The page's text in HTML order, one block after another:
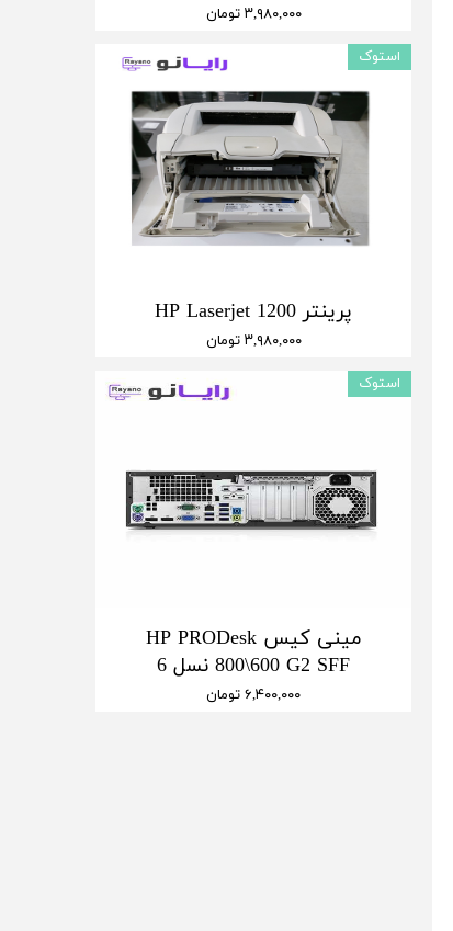
۳,۹۸۰,۰۰۰ تومان
پرینتر HP Laserjet 1200
۳,۹۸۰,۰۰۰ تومان
استوک
مینی کیس HP PRODesk
800\600 G2 SFF نسل 6
۶,۴۰۰,۰۰۰ تومان
استوک